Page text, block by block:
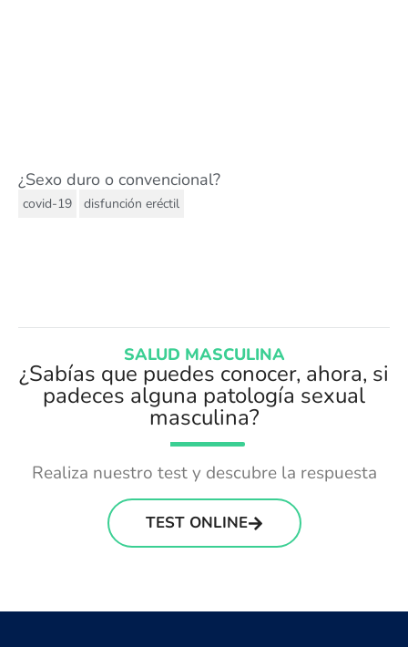
¿Sexo duro o convencional?
covid-19 disfunción eréctil
SALUD MASCULINA
¿Sabías que puedes conocer, ahora, si
padeces alguna patología sexual
masculina?
Realiza nuestro test y descubre la respuesta
TEST ONLINE